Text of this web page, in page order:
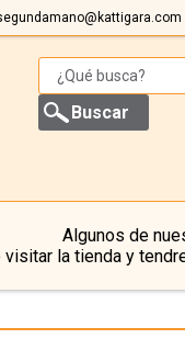
Algunos de
visitar la tienda y